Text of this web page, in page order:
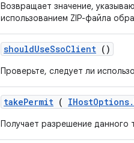
Возвращает значение,
использованием ZIP-файла
shouldUseSsoClient ()
Проверьте, следует ли
takePermit ( IHostOptions.
Получает разрешение данного